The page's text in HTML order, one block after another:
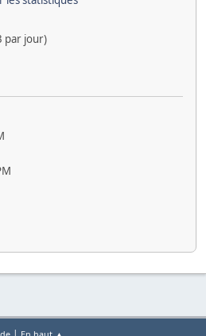
par jour)